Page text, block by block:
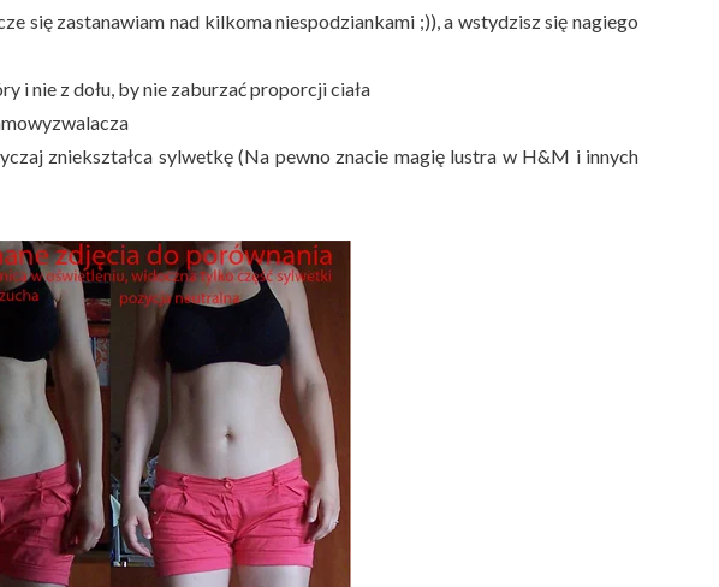
się zastanawiam nad kilkoma niespodziankami ;)), a wstydzisz się nagiego
i nie z dołu, by nie zaburzać proporcji ciała
zniekształca sylwetkę (Na pewno znacie magię lustra w H&M i innych